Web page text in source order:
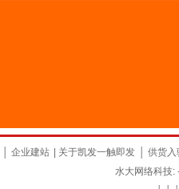
企业建站 关于凯发一触即发 供货入
水大网络科技: